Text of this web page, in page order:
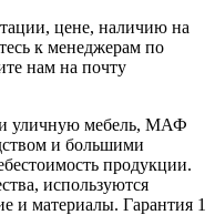
цене, наличию на
к менеджерам по
нам на почту
и уличную мебель, МАФ
и большими
продукции.
используются
и материалы. Гарантия 1